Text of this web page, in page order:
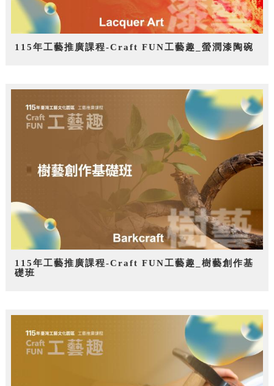
115年工藝推廣課程-Craft FUN工藝趣_螢潤漆陶碗
115年工藝推廣課程-Craft FUN工藝趣_樹藝創作基
礎班